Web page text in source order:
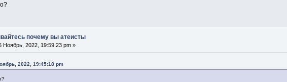
почему вы атеисты
Ноябрь, 2022, 19:59:23 pm »
2022, 19:45:18 pm